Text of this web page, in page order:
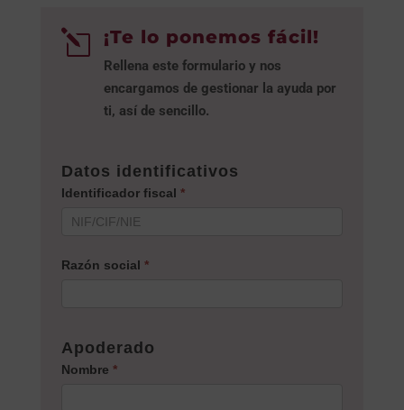
l ¡Te lo ponemos fácil!
Rellena este formulario y nos
encargamos de gestionar la ayuda por
ti, así de sencillo.
Datos identificativos
Identificador fiscal *
Razón social *
Apoderado
Nombre *